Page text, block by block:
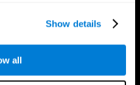
Show details
all
Investigación
Validación de las Terapias Digitales
Juegos de Ordenador